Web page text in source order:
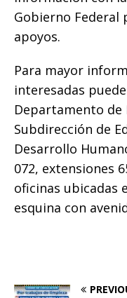
Gobierno Federal
apoyos.
Para mayor
interesadas
Departamento de
Subdirección de
Desarrollo
072, extensiones
oficinas ubicadas
esquina con